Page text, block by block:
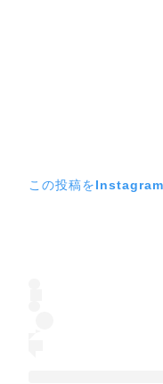
この投稿を